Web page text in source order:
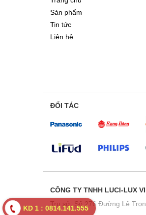
Sản phẩm
Tin tức
Liên hệ
ĐỐI TÁC
CÔNG TY TNHH LUCI-LUX
Trụ sở: Số 276 Đường Lê
KD 1 : 0814.141.555